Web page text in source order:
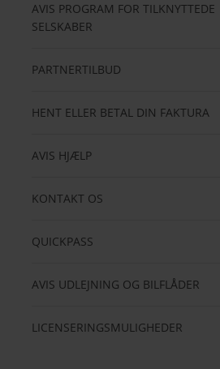
AVIS PROGRAM FOR TILKNYTTEDE
SELSKABER
PARTNERTILBUD
HENT ELLER BETAL DIN FAKTURA
AVIS HJÆLP
KONTAKT OS
QUICKPASS
AVIS UDLEJNING OG BILFLÅDER
LICENSERINGSMULIGHEDER